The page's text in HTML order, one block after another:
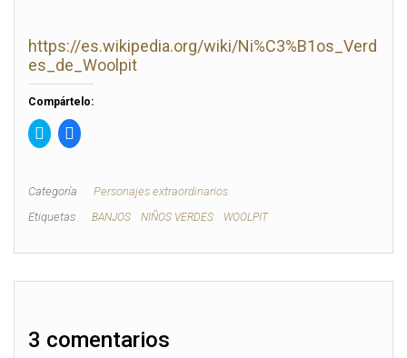
https://es.wikipedia.org/wiki/Ni%C3%B1os_Verd
es_de_Woolpit
Compártelo:
H
a
i
p
a
a
m
H
a
i
p
a
a
m
t
i
Categoría
Personajes extraordinarios
Etiquetas
BANJOS NIÑOS VERDES WOOLPIT
3 comentarios